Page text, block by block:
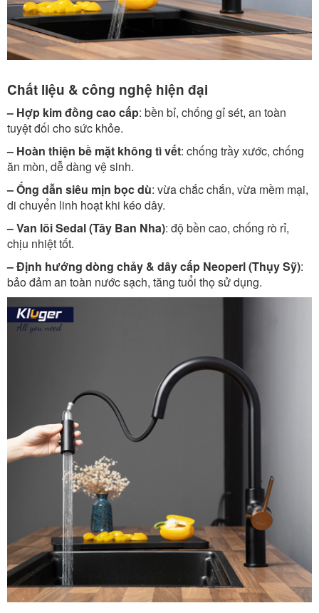
Chất liệu & công nghệ hiện đại
– Hợp kim đồng cao cấp: bền bỉ, chống gỉ sét, an toàn
tuyệt đối cho sức khỏe.
– Hoàn thiện bề mặt không tì vết: chống trầy xước, chống
ăn mòn, dễ dàng vệ sinh.
– Ống dẫn siêu mịn bọc dù: vừa chắc chắn, vừa mềm mại,
di chuyển linh hoạt khi kéo dây.
– Van lõi Sedal (Tây Ban Nha): độ bền cao, chống rò rỉ,
chịu nhiệt tốt.
– Định hướng dòng chảy & dây cấp Neoperl (Thụy Sỹ):
bảo đảm an toàn nước sạch, tăng tuổi thọ sử dụng.